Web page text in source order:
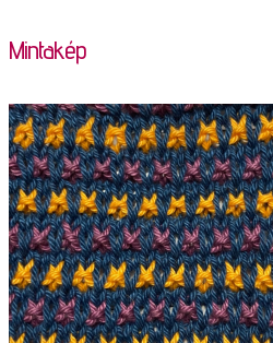
Mintakép